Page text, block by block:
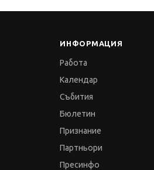
ИНФОРМАЦИЯ
Работа
Календар
Събития
Бюлетин
Признание
Партньори
Пресинфо